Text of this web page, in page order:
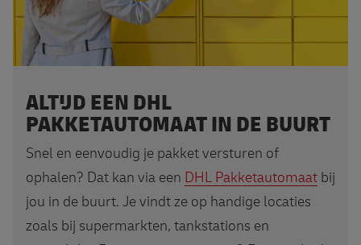
ALTIJD EEN DHL
PAKKETAUTOMAAT IN DE BUURT
Snel en eenvoudig je pakket versturen of
ophalen? Dat kan via een DHL Pakketautomaat bij
jou in de buurt. Je vindt ze op handige locaties
zoals bij supermarkten, tankstations en